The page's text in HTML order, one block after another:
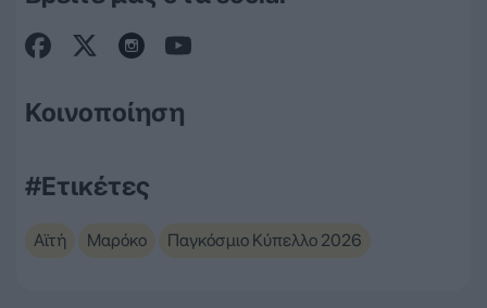
Κοινοποίηση
#Ετικέτες
Αϊτή Μαρόκο Παγκόσμιο Κύπελλο 2026